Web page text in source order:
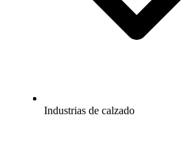
Industrias de calzado